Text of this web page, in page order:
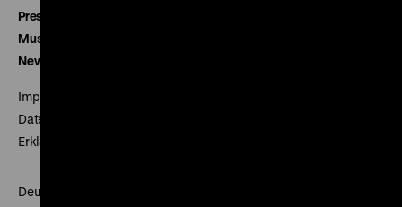
Presse
Museumsverein
Newsletter
Impressum
Datenschutz
Erklärung digitale Barrierefreiheit
Deutsches Historisches Museum